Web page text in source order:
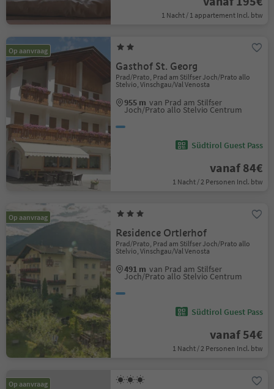
1 Nacht / 1 appartement Incl. btw
Op aanvraag
Gasthof St. Georg
Prad/Prato, Prad am Stilfser Joch/Prato allo
Stelvio, Vinschgau/Val Venosta
955 m van Prad am Stilfser
Joch/Prato allo Stelvio Centrum
Südtirol Guest Pass
vanaf 84€
1 Nacht / 2 Personen Incl. btw
Op aanvraag
Residence Ortlerhof
Prad/Prato, Prad am Stilfser Joch/Prato allo
Stelvio, Vinschgau/Val Venosta
491 m van Prad am Stilfser
Joch/Prato allo Stelvio Centrum
Südtirol Guest Pass
vanaf 54€
1 Nacht / 2 Personen Incl. btw
Op aanvraag